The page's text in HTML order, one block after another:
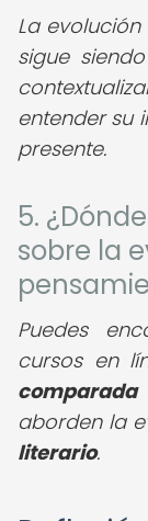
La
sigue
entender su
presente.
5.
sobre la
Puedes
cursos en
comparada
aborden la
literario.